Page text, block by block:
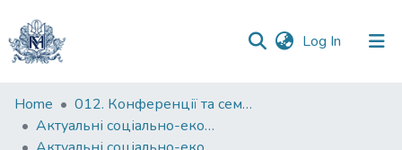
Log In (current)
Communities
&
Collections
Home
012. Конференції та семінари НаУКМА
Актуальні соціально-економічні проблеми в умовах невизначеності